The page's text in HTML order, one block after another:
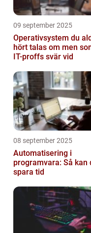
09 september 2025
Operativsystem du
hört talas om men
IT-proffs svär vid
08 september 2025
Automatisering i
programvara: Så kan
spara tid